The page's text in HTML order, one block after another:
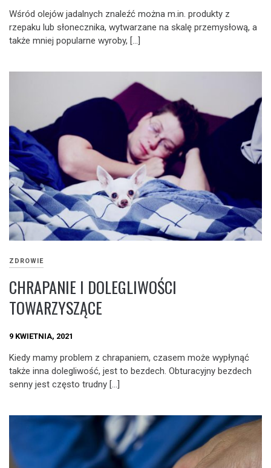
Wśród olejów jadalnych znaleźć można m.in. produkty z
rzepaku lub słonecznika, wytwarzane na skalę przemysłową, a
także mniej popularne wyroby, […]
ZDROWIE
CHRAPANIE I DOLEGLIWOŚCI
TOWARZYSZĄCE
9 KWIETNIA, 2021
Kiedy mamy problem z chrapaniem, czasem może wypłynąć
także inna dolegliwość, jest to bezdech. Obturacyjny bezdech
senny jest często trudny […]